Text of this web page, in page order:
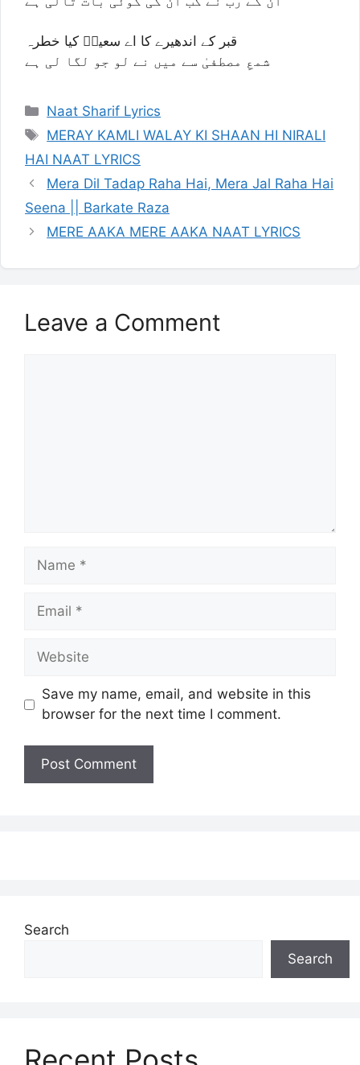
قبر کے اندھیرے کا اے سعیدؔ کیا خطرہ
شمعِ مصطفیٰ سے میں نے لو جو لگا لی ہے
Categories
Naat Sharif Lyrics
Tags
MERAY KAMLI WALAY KI SHAAN HI NIRALI
HAI NAAT LYRICS
Mera Dil Tadap Raha Hai, Mera Jal Raha Hai
Seena || Barkate Raza
MERE AAKA MERE AAKA NAAT LYRICS
Leave a Comment
Name
Email
Website
Save my name, email, and website in this
browser for the next time I comment.
Search
Search